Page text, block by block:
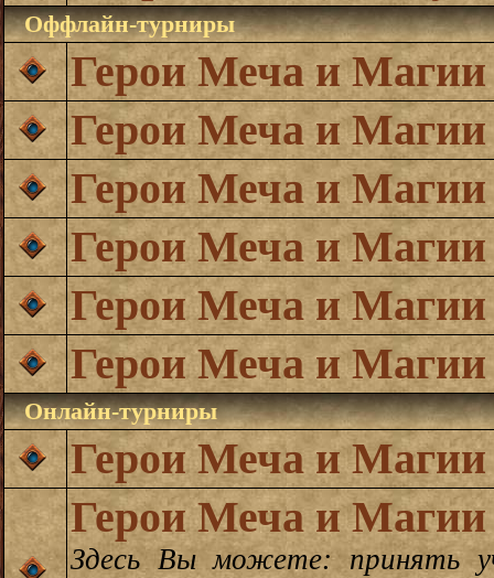
Оффлайн-турниры
Герои Меча и
Герои Меча и
Герои Меча и
Герои Меча и
Герои Меча и
Герои Меча и
Онлайн-турниры
Герои Меча и Магии
Герои Меча и Магии
Здесь Вы можете: принять